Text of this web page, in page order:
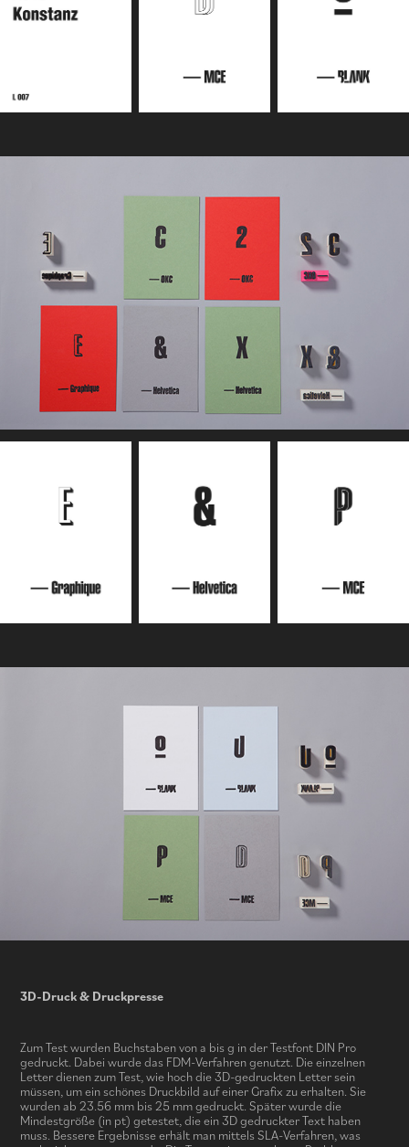
3D-Druck & Druckpresse
Zum Test wurden Buchstaben von a bis g in der Testfont DIN Pro
gedruckt. Dabei wurde das FDM-Verfahren genutzt. Die einzelnen
Letter dienen zum Test, wie hoch die 3D-gedruckten Letter sein
müssen, um ein schönes Druckbild auf einer Grafix zu erhalten. Sie
wurden ab 23.56 mm bis 25 mm gedruckt. Später wurde die
Mindestgröße (in pt) getestet, die ein 3D gedruckter Text haben
muss. Bessere Ergebnisse erhält man mittels SLA-Verfahren, was